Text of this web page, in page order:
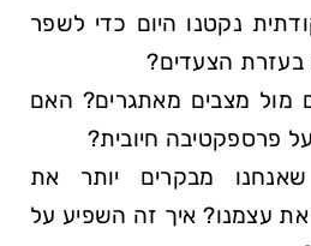
נקטנו היום כדי לשפר
הצעדים?
מול מצבים מאתגרים? האם
פרספקטיבה חיובית?
מבקרים יותר את
עצמנו? איך זה השפיע על